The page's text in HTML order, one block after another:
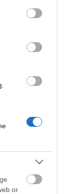
may click to
party tags to
below Google
or